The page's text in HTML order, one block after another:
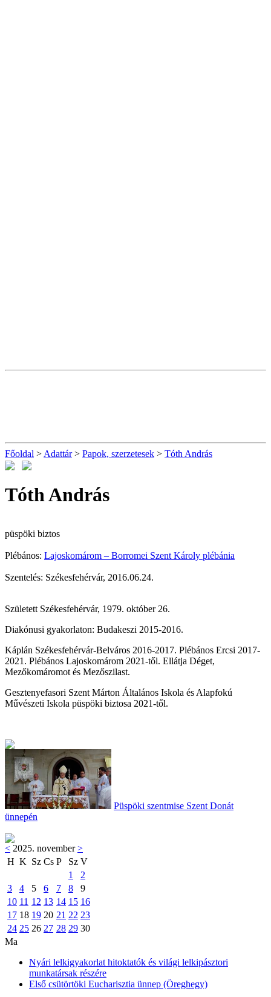
Főoldal > Adattár> Papok, szerzetesek > Tóth András
Tóth András
püspöki biztos
Plébános: Lajoskomárom – Borromei Szent Károly plébánia
Szentelés: Székesfehérvár, 2016.06.24.
Született Székesfehérvár, 1979. október 26.
Diakónusi gyakorlaton: Budakeszi 2015-2016.
Káplán Székesfehérvár-Belváros 2016-2017. Plébános Ercsi 2017-
2021. Plébános Lajoskomárom 2021-től. Ellátja Déget,
Mezőkomáromot és Mezőszilast.
Gesztenyefasori Szent Márton Általános Iskola és Alapfokú
Művészeti Iskola püspöki biztosa 2021-től.
Püspöki szentmise Szent Donát
ünnepén
< 2025. november>
H K Sz Cs P Sz V
1
2
3
4 5 6 7 8
9
10 11 12 13 14 15 16
17 18 19 20 21 22 23
24 25 26 27 28 29 30
Ma
Nyári lelkigyakorlat hitoktatók és világi lelkipásztori
munkatársak részére
Első csütörtöki Eucharisztia ünnep (Öreghegy)